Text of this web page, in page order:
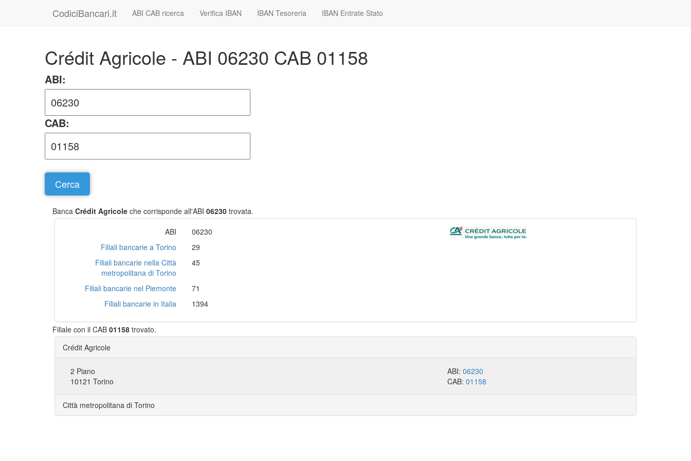
CodiciBancari.it ABI CAB ricerca Verifica IBAN IBAN Tesoreria IBAN Entrate Stato
Crédit Agricole - ABI 06230 CAB 01158
ABI:
CAB:
Banca Crédit Agricole che corrisponde all'ABI 06230 trovata.
ABI
06230
Filiali bancarie a Torino
29
Filiali bancarie nella Città
metropolitana di Torino
45
Filiali bancarie nel Piemonte
71
Filiali bancarie in Italia
1394
Filiale con il CAB 01158 trovato.
Crédit Agricole
2 Piano
10121 Torino
ABI:06230
CAB:01158
Città metropolitana di Torino